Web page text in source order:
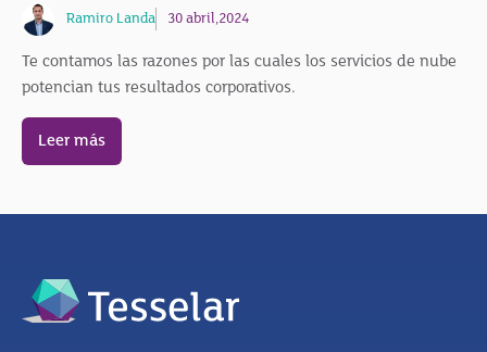
Ramiro Landa 30 abril,2024
Te contamos las razones por las cuales los servicios de nube
potencian tus resultados corporativos.
Leer más